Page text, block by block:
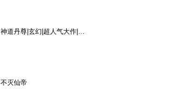
神道丹尊|玄幻|超人气大作|完
不灭仙帝